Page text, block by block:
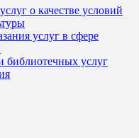
о качестве условий
услуг в сфере
библиотечных услуг